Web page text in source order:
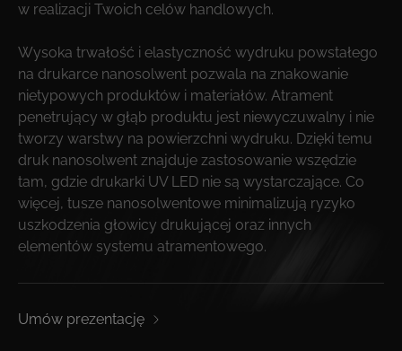
w realizacji Twoich celów handlowych.
Wysoka trwałość i elastyczność wydruku powstałego
na drukarce nanosolwent pozwala na znakowanie
nietypowych produktów i materiałów. Atrament
penetrujący w głąb produktu jest niewyczuwalny i nie
tworzy warstwy na powierzchni wydruku. Dzięki temu
druk nanosolwent znajduje zastosowanie wszędzie
tam, gdzie drukarki UV LED nie są wystarczające. Co
więcej, tusze nanosolwentowe minimalizują ryzyko
uszkodzenia głowicy drukującej oraz innych
elementów systemu atramentowego.
Umów prezentację